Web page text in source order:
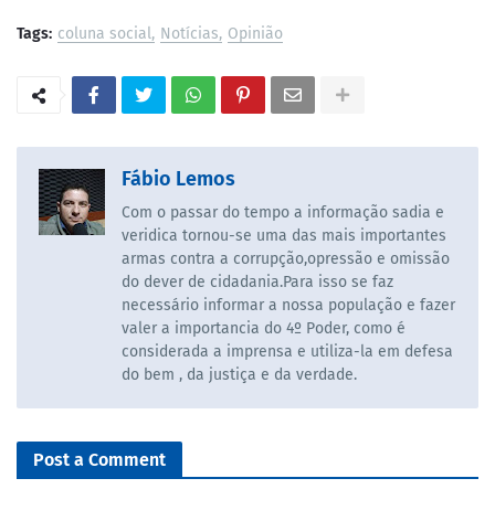
Tags: coluna social Notícias Opinião
Fábio Lemos
Com o passar do tempo a informação sadia e
veridica tornou-se uma das mais importantes
armas contra a corrupção,opressão e omissão
do dever de cidadania.Para isso se faz
necessário informar a nossa população e fazer
valer a importancia do 4º Poder, como é
considerada a imprensa e utiliza-la em defesa
do bem , da justiça e da verdade.
Post a Comment